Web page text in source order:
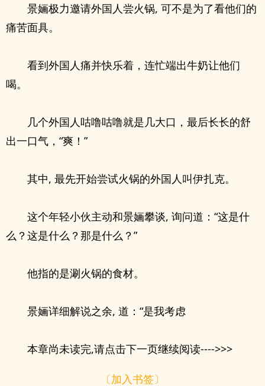
景婳极力邀请外国人尝火锅, 可不是为了看他们的
痛苦面具。
看到外国人痛并快乐着，连忙端出牛奶让他们
喝。
几个外国人咕噜咕噜就是几大口，最后长长的舒
出一口气，“爽！”
其中, 最先开始尝试火锅的外国人叫伊扎克。
这个年轻小伙主动和景婳攀谈, 询问道：“这是什
么？这是什么？那是什么？”
他指的是涮火锅的食材。
景婳详细解说之余, 道：“是我考虑
本章尚未读完,请点击下一页继续阅读---->>>
〔加入书签〕